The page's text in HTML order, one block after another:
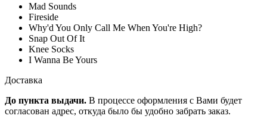
Mad Sounds
Fireside
Why'd You Only Call Me When You're High?
Snap Out Of It
Knee Socks
I Wanna Be Yours
Доставка
До пункта выдачи. В процессе оформления с Вами будет
согласован адрес, откуда было бы удобно забрать заказ.